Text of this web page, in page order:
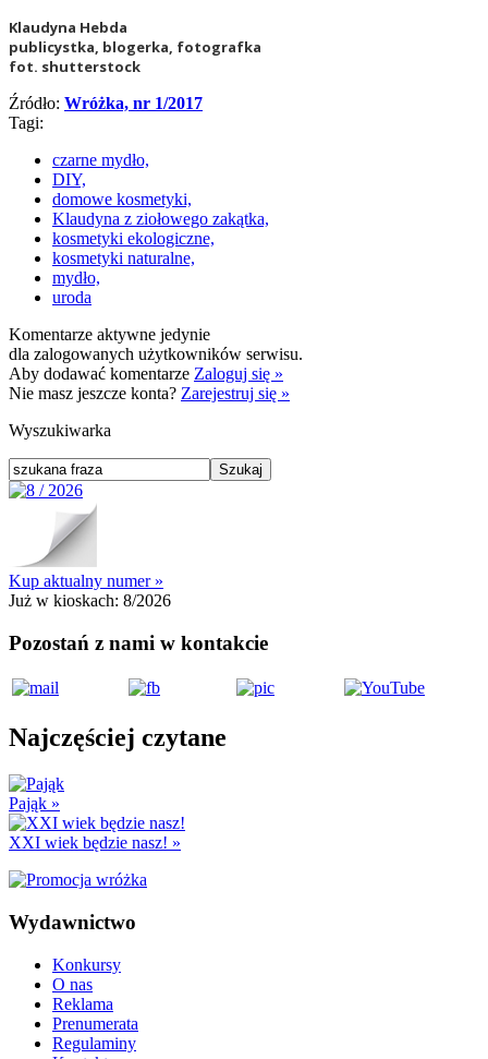
Klaudyna Hebda
publicystka, blogerka, fotografka
fot. shutterstock
Źródło: Wróżka, nr 1/2017
Tagi:
czarne mydło,
DIY,
domowe kosmetyki,
Klaudyna z ziołowego zakątka,
kosmetyki ekologiczne,
kosmetyki naturalne,
mydło,
uroda
Komentarze aktywne jedynie
dla zalogowanych użytkowników serwisu.
Aby dodawać komentarze Zaloguj się »
Nie masz jeszcze konta? Zarejestruj się »
Wyszukiwarka
Kup aktualny numer »
Już w kioskach: 8/2026
Pozostań z nami w kontakcie
Najczęściej czytane
Pająk »
XXI wiek będzie nasz! »
Wydawnictwo
Konkursy
O nas
Reklama
Prenumerata
Regulaminy